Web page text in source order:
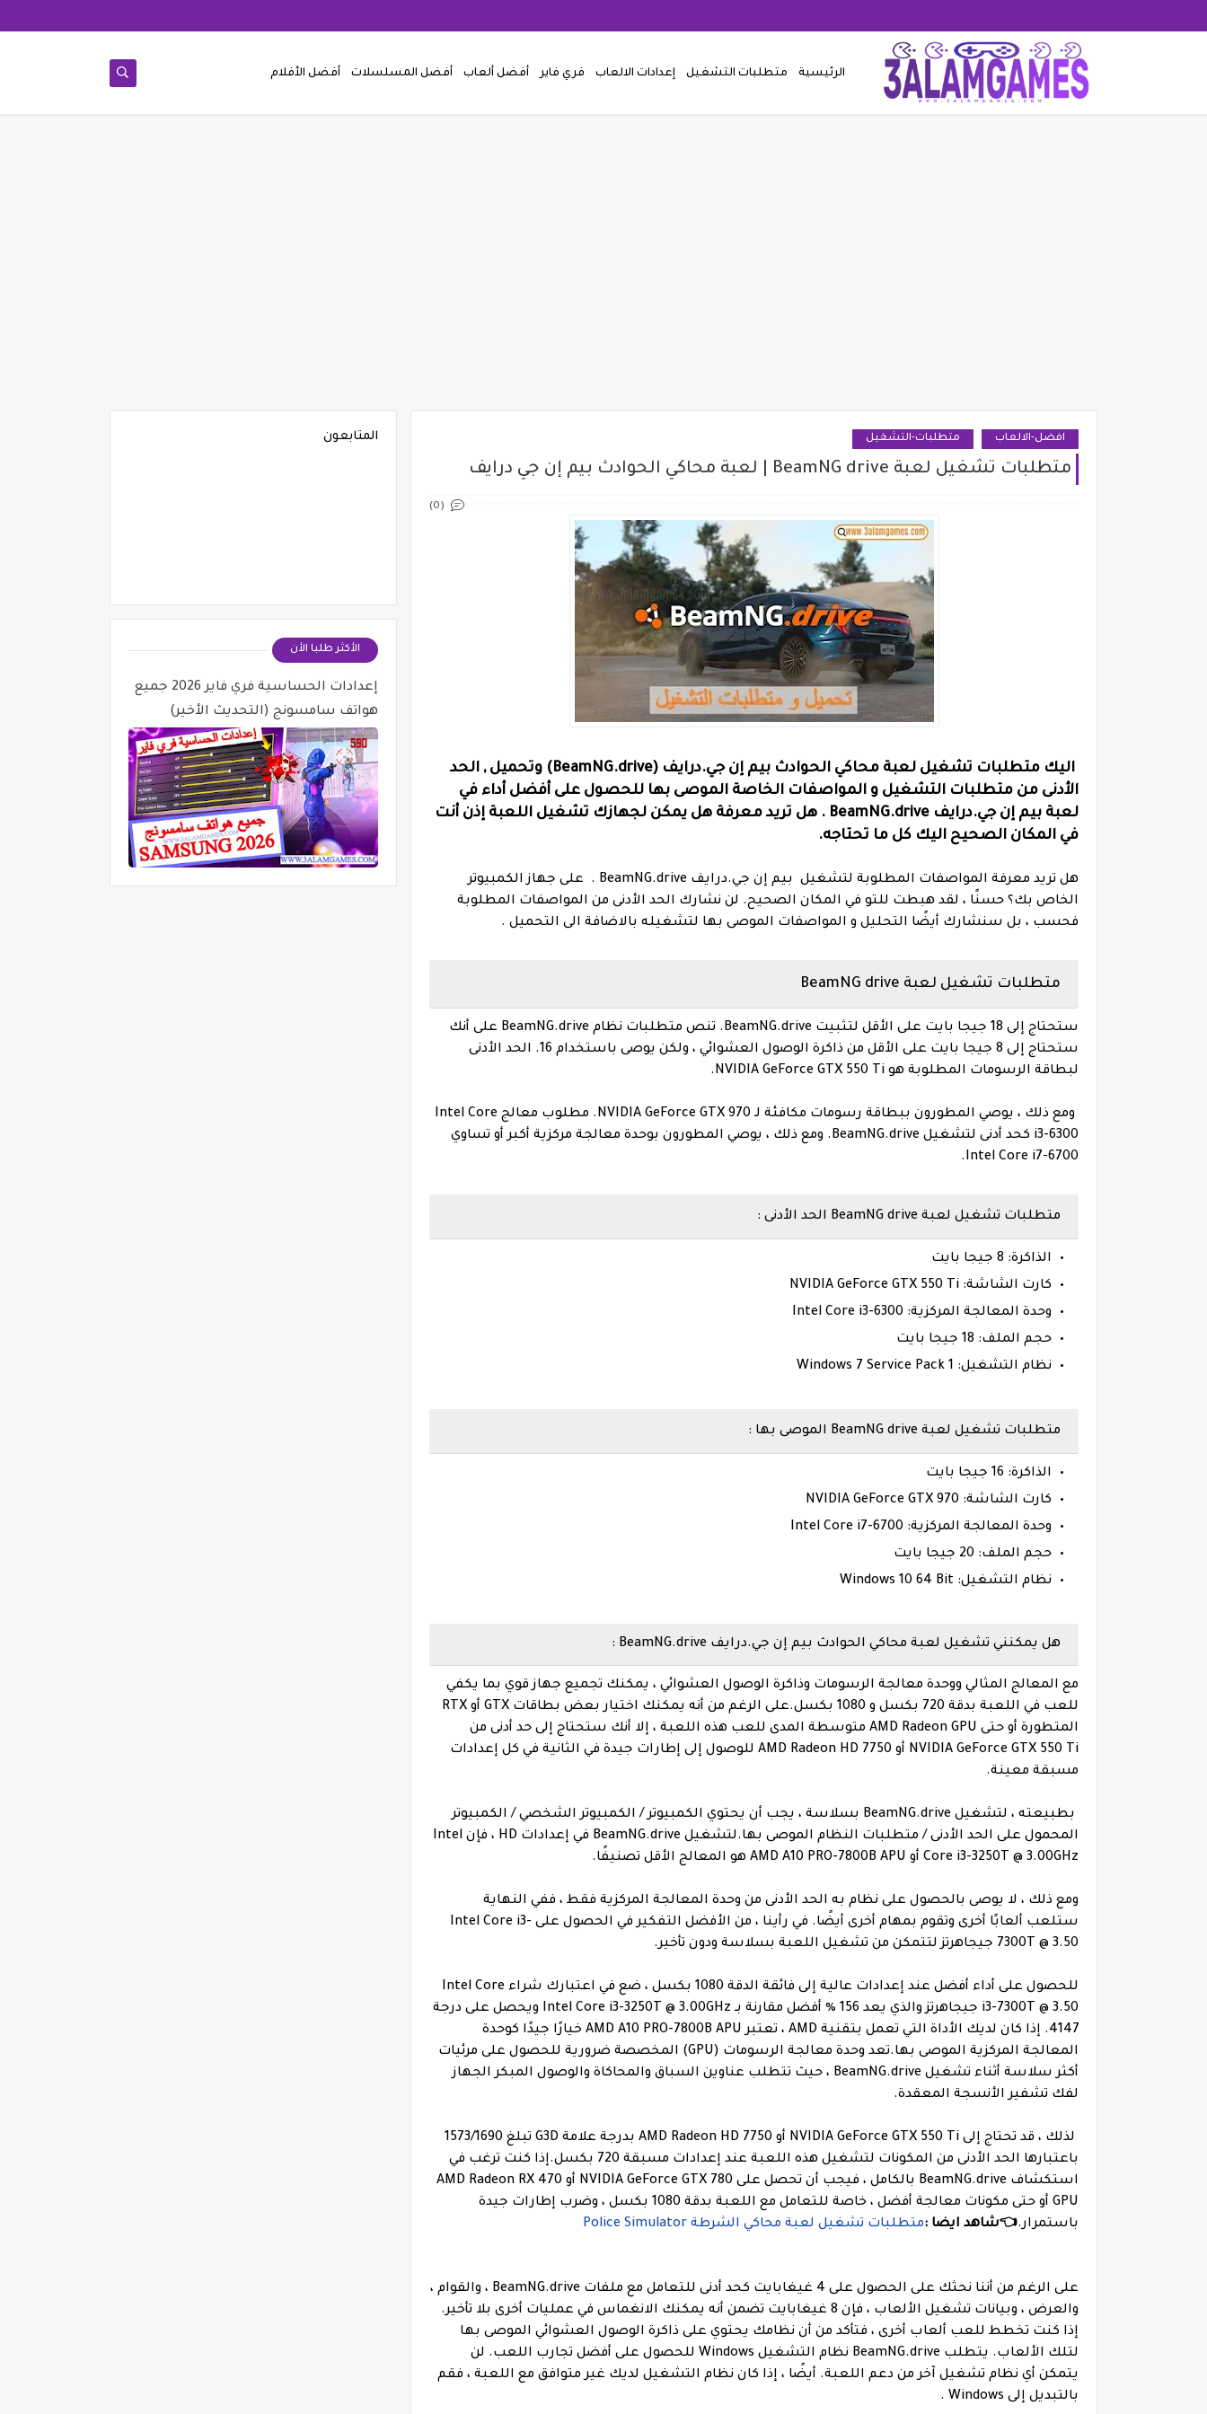
الرئيسية متطلبات التشغيل إعدادات الالعاب فري فاير أفضل ألعاب أفضل المسلسلات أفضل الأفلام
افضل-الالعاب متطلبات-التشغيل
متطلبات تشغيل لعبة BeamNG drive | لعبة محاكي الحوادث بيم إن جي درايف
(0)
اليك متطلبات تشغيل لعبة محاكي الحوادث بيم إن جي.درايف (BeamNG.drive) وتحميل , الحد
الأدنى من متطلبات التشغيل و المواصفات الخاصة الموصى بها للحصول على أفضل أداء في
لعبة بيم إن جي.درايف BeamNG.drive . هل تريد معرفة هل يمكن لجهازك تشغيل اللعبة إذن أنت
في المكان الصحيح اليك كل ما تحتاجه.
هل تريد معرفة المواصفات المطلوبة لتشغيل بيم إن جي.درايف BeamNG.drive . على جهاز الكمبيوتر
الخاص بك؟ حسنًا ، لقد هبطت للتو في المكان الصحيح. لن نشارك الحد الأدنى من المواصفات المطلوبة
فحسب ، بل سنشارك أيضًا التحليل و المواصفات الموصى بها لتشغيله بالاضافة الى التحميل .
متطلبات تشغيل لعبة BeamNG drive
ستحتاج إلى 18 جيجا بايت على الأقل لتثبيت BeamNG.drive. تنص متطلبات نظام BeamNG.drive على أنك
ستحتاج إلى 8 جيجا بايت على الأقل من ذاكرة الوصول العشوائي ، ولكن يوصى باستخدام 16. الحد الأدنى
لبطاقة الرسومات المطلوبة هو NVIDIA GeForce GTX 550 Ti.
ومع ذلك ، يوصي المطورون ببطاقة رسومات مكافئة لـ NVIDIA GeForce GTX 970. مطلوب معالج Intel Core
i3-6300 كحد أدنى لتشغيل BeamNG.drive. ومع ذلك ، يوصي المطورون بوحدة معالجة مركزية أكبر أو تساوي
Intel Core i7-6700.
متطلبات تشغيل لعبة BeamNG drive الحد الأدنى :
الذاكرة: 8 جيجا بايت
كارت الشاشة: NVIDIA GeForce GTX 550 Ti
وحدة المعالجة المركزية: Intel Core i3-6300
حجم الملف: 18 جيجا بايت
نظام التشغيل: Windows 7 Service Pack 1
متطلبات تشغيل لعبة BeamNG drive الموصى بها :
الذاكرة: 16 جيجا بايت
كارت الشاشة: NVIDIA GeForce GTX 970
وحدة المعالجة المركزية: Intel Core i7-6700
حجم الملف: 20 جيجا بايت
نظام التشغيل: Windows 10 64 Bit
هل يمكنني تشغيل لعبة محاكي الحوادث بيم إن جي.درايف BeamNG.drive :
مع المعالج المثالي ووحدة معالجة الرسومات وذاكرة الوصول العشوائي ، يمكنك تجميع جهاز قوي بما يكفي
للعب في اللعبة بدقة 720 بكسل و 1080 بكسل.على الرغم من أنه يمكنك اختيار بعض بطاقات GTX أو RTX
المتطورة أو حتى AMD Radeon GPU متوسطة المدى للعب هذه اللعبة ، إلا أنك ستحتاج إلى حد أدنى من
NVIDIA GeForce GTX 550 Ti أو AMD Radeon HD 7750 للوصول إلى إطارات جيدة في الثانية في كل إعدادات
مسبقة معينة.
بطبيعته ، لتشغيل BeamNG.drive بسلاسة ، يجب أن يحتوي الكمبيوتر / الكمبيوتر الشخصي / الكمبيوتر
المحمول على الحد الأدنى / متطلبات النظام الموصى بها.لتشغيل BeamNG.drive في إعدادات HD ، فإن Intel
Core i3-3250T @ 3.00GHz أو AMD A10 PRO-7800B APU هو المعالج الأقل تصنيفًا.
ومع ذلك ، لا يوصى بالحصول على نظام به الحد الأدنى من وحدة المعالجة المركزية فقط ، ففي النهاية
ستلعب ألعابًا أخرى وتقوم بمهام أخرى أيضًا. في رأينا ، من الأفضل التفكير في الحصول على Intel Core i3-
7300T @ 3.50 جيجاهرتز لتتمكن من تشغيل اللعبة بسلاسة ودون تأخير.
للحصول على أداء أفضل عند إعدادات عالية إلى فائقة الدقة 1080 بكسل ، ضع في اعتبارك شراء Intel Core
i3-7300T @ 3.50 جيجاهرتز والذي يعد 156 ٪ أفضل مقارنة بـ Intel Core i3-3250T @ 3.00GHz ويحصل على درجة
4147. إذا كان لديك الأداة التي تعمل بتقنية AMD ، تعتبر AMD A10 PRO-7800B APU خيارًا جيدًا كوحدة
المعالجة المركزية الموصى بها.تعد وحدة معالجة الرسومات (GPU) المخصصة ضرورية للحصول على مرئيات
أكثر سلاسة أثناء تشغيل BeamNG.drive ، حيث تتطلب عناوين السباق والمحاكاة والوصول المبكر الجهاز
لفك تشفير الأنسجة المعقدة.
لذلك ، قد تحتاج إلى NVIDIA GeForce GTX 550 Ti أو AMD Radeon HD 7750 بدرجة علامة G3D تبلغ 1573/1690
باعتبارها الحد الأدنى من المكونات لتشغيل هذه اللعبة عند إعدادات مسبقة 720 بكسل.إذا كنت ترغب في
استكشاف BeamNG.drive بالكامل ، فيجب أن تحصل على NVIDIA GeForce GTX 780 أو AMD Radeon RX 470
GPU أو حتى مكونات معالجة أفضل ، خاصة للتعامل مع اللعبة بدقة 1080 بكسل ، وضرب إطارات جيدة
باستمرار.👈شاهد ايضا :متطلبات تشغيل لعبة محاكي الشرطة Police Simulator
على الرغم من أننا نحثك على الحصول على 4 غيغابايت كحد أدنى للتعامل مع ملفات BeamNG.drive ، والقوام ،
والعرض ، وبيانات تشغيل الألعاب ، فإن 8 غيغابايت تضمن أنه يمكنك الانغماس في عمليات أخرى بلا تأخير.
إذا كنت تخطط للعب ألعاب أخرى ، فتأكد من أن نظامك يحتوي على ذاكرة الوصول العشوائي الموصى بها
لتلك الألعاب. يتطلب BeamNG.drive نظام التشغيل Windows للحصول على أفضل تجارب اللعب. لن
يتمكن أي نظام تشغيل آخر من دعم اللعبة. أيضًا ، إذا كان نظام التشغيل لديك غير متوافق مع اللعبة ، فقم
بالتبديل إلى Windows .
المتابعون
الأكثر طلبا الأن
إعدادات الحساسية فري فاير 2026 جميع
هواتف سامسونج (التحديث الأخير)